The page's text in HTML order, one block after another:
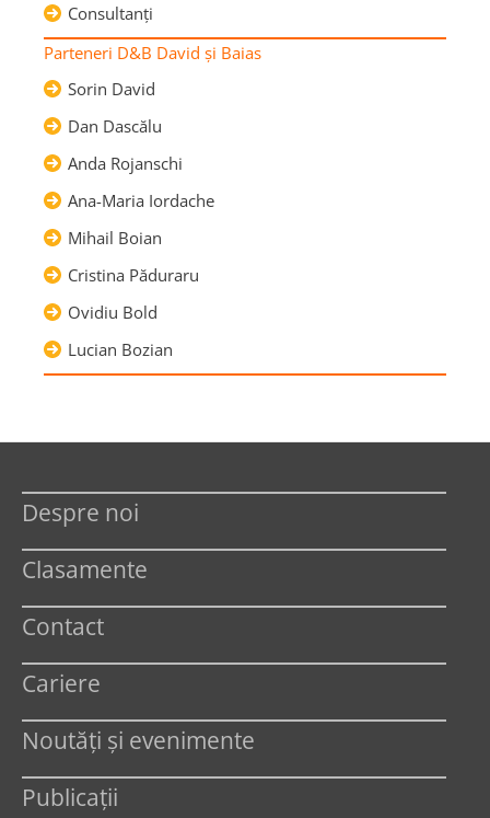
Consultanţi
Parteneri D&B David şi Baias
Sorin David
Dan Dascălu
Anda Rojanschi
Ana-Maria Iordache
Mihail Boian
Cristina Păduraru
Ovidiu Bold
Lucian Bozian
Despre noi
Clasamente
Contact
Cariere
Noutăți și evenimente
Publicații